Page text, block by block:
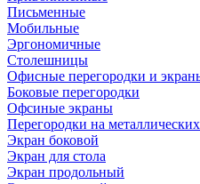
Письменные
Мобильные
Эргономичные
Столешницы
Офисные перегородки и
Боковые перегородки
Офсиные экраны
Перегородки на
Экран боковой
Экран для стола
Экран продольный